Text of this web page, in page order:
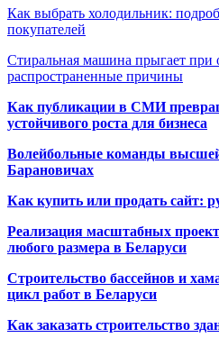
Как выбрать холодильник:
покупателей
Стиральная машина прыгает при
распространенные причины
Как публикации в СМИ
устойчивого роста для бизнеса
Волейбольные команды высшей
Барановичах
Как купить или продать сайт:
Реализация масштабных
любого размера в Беларуси
Строительство бассейнов и
цикл работ в Беларуси
Как заказать строительство